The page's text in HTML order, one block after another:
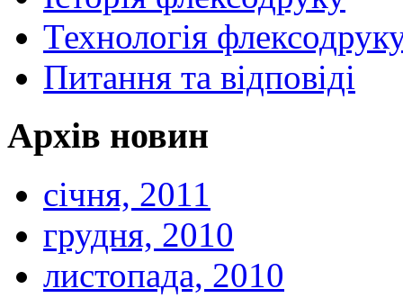
Технологія
Питання та відповіді
Архів новин
січня, 2011
грудня, 2010
листопада, 2010